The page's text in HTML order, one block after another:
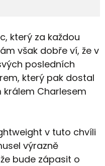
který za každou
však dobře ví, že v
posledních
který pak dostal
králem Charlesem
v tuto chvíli
výrazně
bude zápasit o